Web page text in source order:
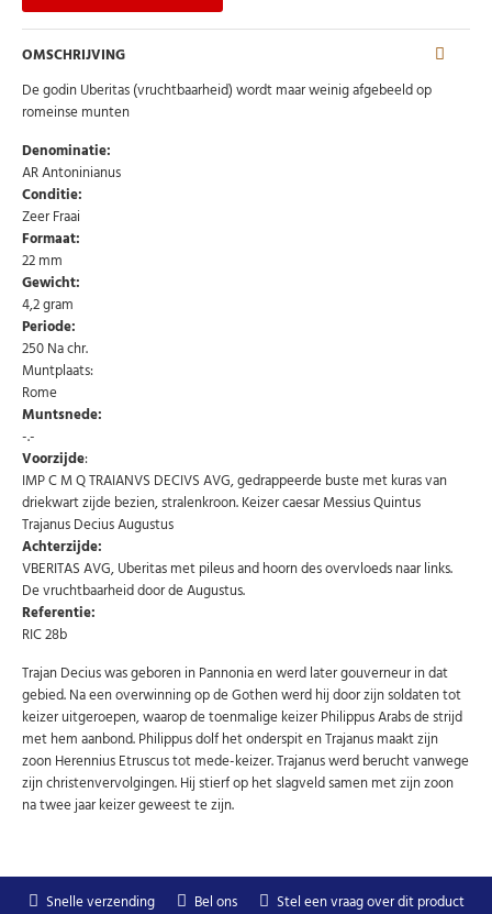
Abonneer u op onze nieuwsbrief
Schrijf u in voor onze gratis nieuwsbrief en ontvang
wekelijks een overzicht van de nieuwste munten en
speciale aanbiedingen.
U kunt zich op elk moment weer afmelden via de nieuwsbrief.
Uw gegevens worden niet gedeeld met derden
Niet meer opnieuw tonen.
OMSCHRIJVING
De godin Uberitas (vruchtbaarheid) wordt maar weinig afgebeeld op
romeinse munten
Denominatie:
AR Antoninianus
Conditie:
Zeer Fraai
Formaat:
22 mm
Gewicht:
4,2 gram
Periode:
250 Na chr.
Muntplaats:
Rome
Muntsnede:
-.-
Voorzijde:
IMP C M Q TRAIANVS DECIVS AVG, gedrappeerde buste met kuras van
driekwart zijde bezien, stralenkroon. Keizer caesar Messius Quintus
Trajanus Decius Augustus
Achterzijde:
VBERITAS AVG, Uberitas met pileus and hoorn des overvloeds naar links.
De vruchtbaarheid door de Augustus.
Referentie:
RIC 28b
Trajan Decius was geboren in Pannonia en werd later gouverneur in dat
gebied. Na een overwinning op de Gothen werd hij door zijn soldaten tot
keizer uitgeroepen, waarop de toenmalige keizer Philippus Arabs de strijd
met hem aanbond. Philippus dolf het onderspit en Trajanus maakt zijn
zoon Herennius Etruscus tot mede-keizer. Trajanus werd berucht vanwege
zijn christenvervolgingen. Hij stierf op het slagveld samen met zijn zoon
na twee jaar keizer geweest te zijn.
Snelle verzending Bel ons Stel een vraag over dit product